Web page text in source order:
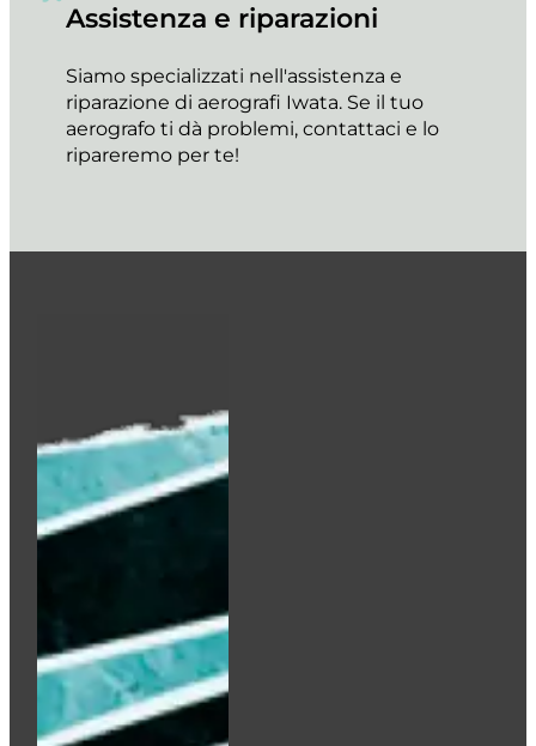
Assistenza e riparazioni
Siamo specializzati nell'assistenza e
riparazione di aerografi Iwata. Se il tuo
aerografo ti dà problemi, contattaci e lo
ripareremo per te!